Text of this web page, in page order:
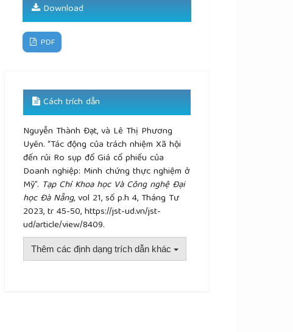
Download
PDF
Cách trích dẫn
Nguyễn Thành Đạt, và Lê Thị Phương
Uyên. “Tác động của trách nhiệm Xã hội
đến rủi Ro sụp đổ Giá cổ phiếu của
Doanh nghiệp: Minh chứng thực nghiệm ở
Mỹ”. Tạp Chí Khoa học Và Công nghệ Đại
học Đà Nẵng, vol 21, số p.h 4, Tháng Tư
2023, tr 45-50, https://jst-ud.vn/jst-
ud/article/view/8409.
Thêm các định dạng trích dẫn khác